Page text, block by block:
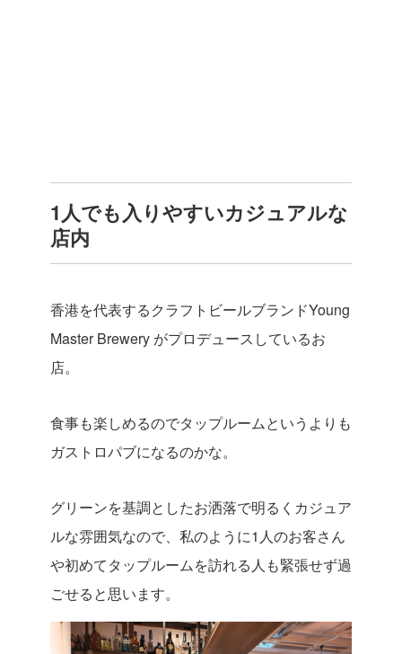
1人でも入りやすいカジュアルな
店内
香港を代表するクラフトビールブランドYoung
Master Brewery がプロデュースしているお
店。
食事も楽しめるのでタップルームというよりも
ガストロパブになるのかな。
グリーンを基調としたお洒落で明るくカジュア
ルな雰囲気なので、私のように1人のお客さん
や初めてタップルームを訪れる人も緊張せず過
ごせると思います。